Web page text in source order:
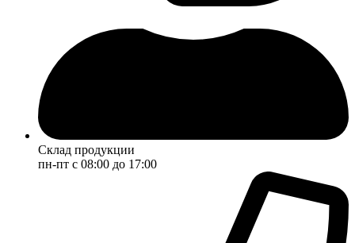
Склад продукции
пн-пт с 08:00 до 17:00